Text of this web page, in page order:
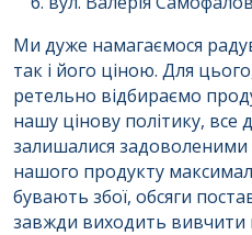
Ми дуже намагаємося
так і його ціною. Для
ретельно відбираємо
нашу цінову політику, все
залишалися задоволеними
нашого продукту
бувають збої, обсяги
завжди виходить вивчити